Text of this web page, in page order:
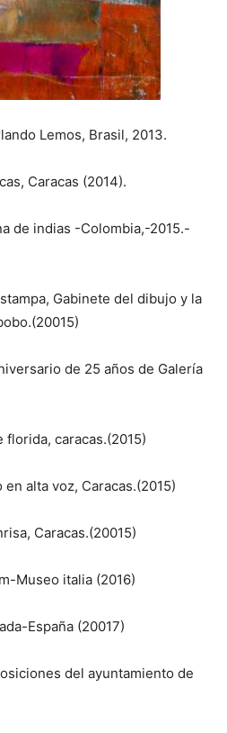
Lemos, Brasil, 2013.
Caracas (2014).
de indias -Colombia,-2015.-
Gabinete del dibujo y la
de 25 años de Galería
florida, caracas.(2015)
alta voz, Caracas.(2015)
Caracas.(20015)
Museo italia (2016)
España (20017)
del ayuntamiento de